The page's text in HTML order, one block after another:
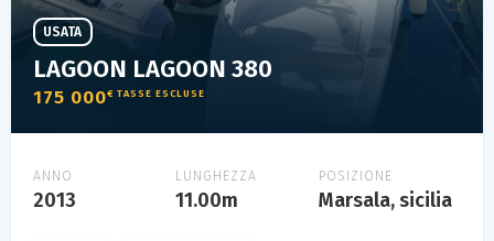
LAGOON LAGOON 380
175 000€ TASSE ESCLUSE
USATA
ANNO
2013
LUNGHEZZA
11.00m
POSIZIONE
Marsala, sicilia